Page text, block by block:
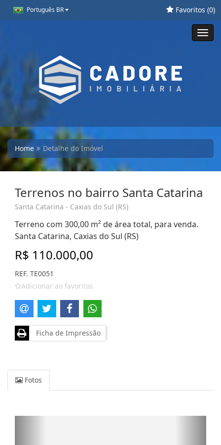
Português BR Favoritos (0)
Home Detalhe do Imóvel
Terrenos no bairro Santa Catarina
Santa Catarina - Caxias do Sul (RS)
Terreno com 300,00 m² de área total, para venda.
Santa Catarina, Caxias do Sul (RS)
R$ 110.000,00
REF. TE0051
Adicionar ao favoritos
Ficha de Impressão
Fotos